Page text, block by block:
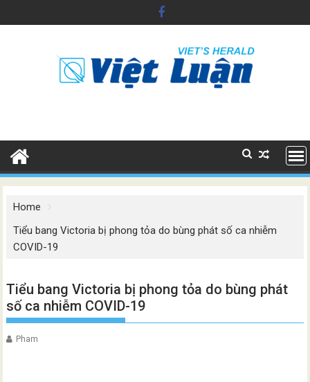
to
Home
Tiểu bang Victoria bị phong tỏa do bùng phát số ca nhiễm
COVID-19
Tiểu bang Victoria bị phong tỏa do bùng phát
số ca nhiễm COVID-19
Pham